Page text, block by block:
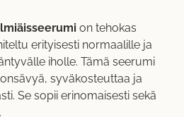
on tehokas
erityisesti normaalille ja
iholle. Tämä seerumi
syväkosteuttaa ja
Se sopii erinomaisesti sekä